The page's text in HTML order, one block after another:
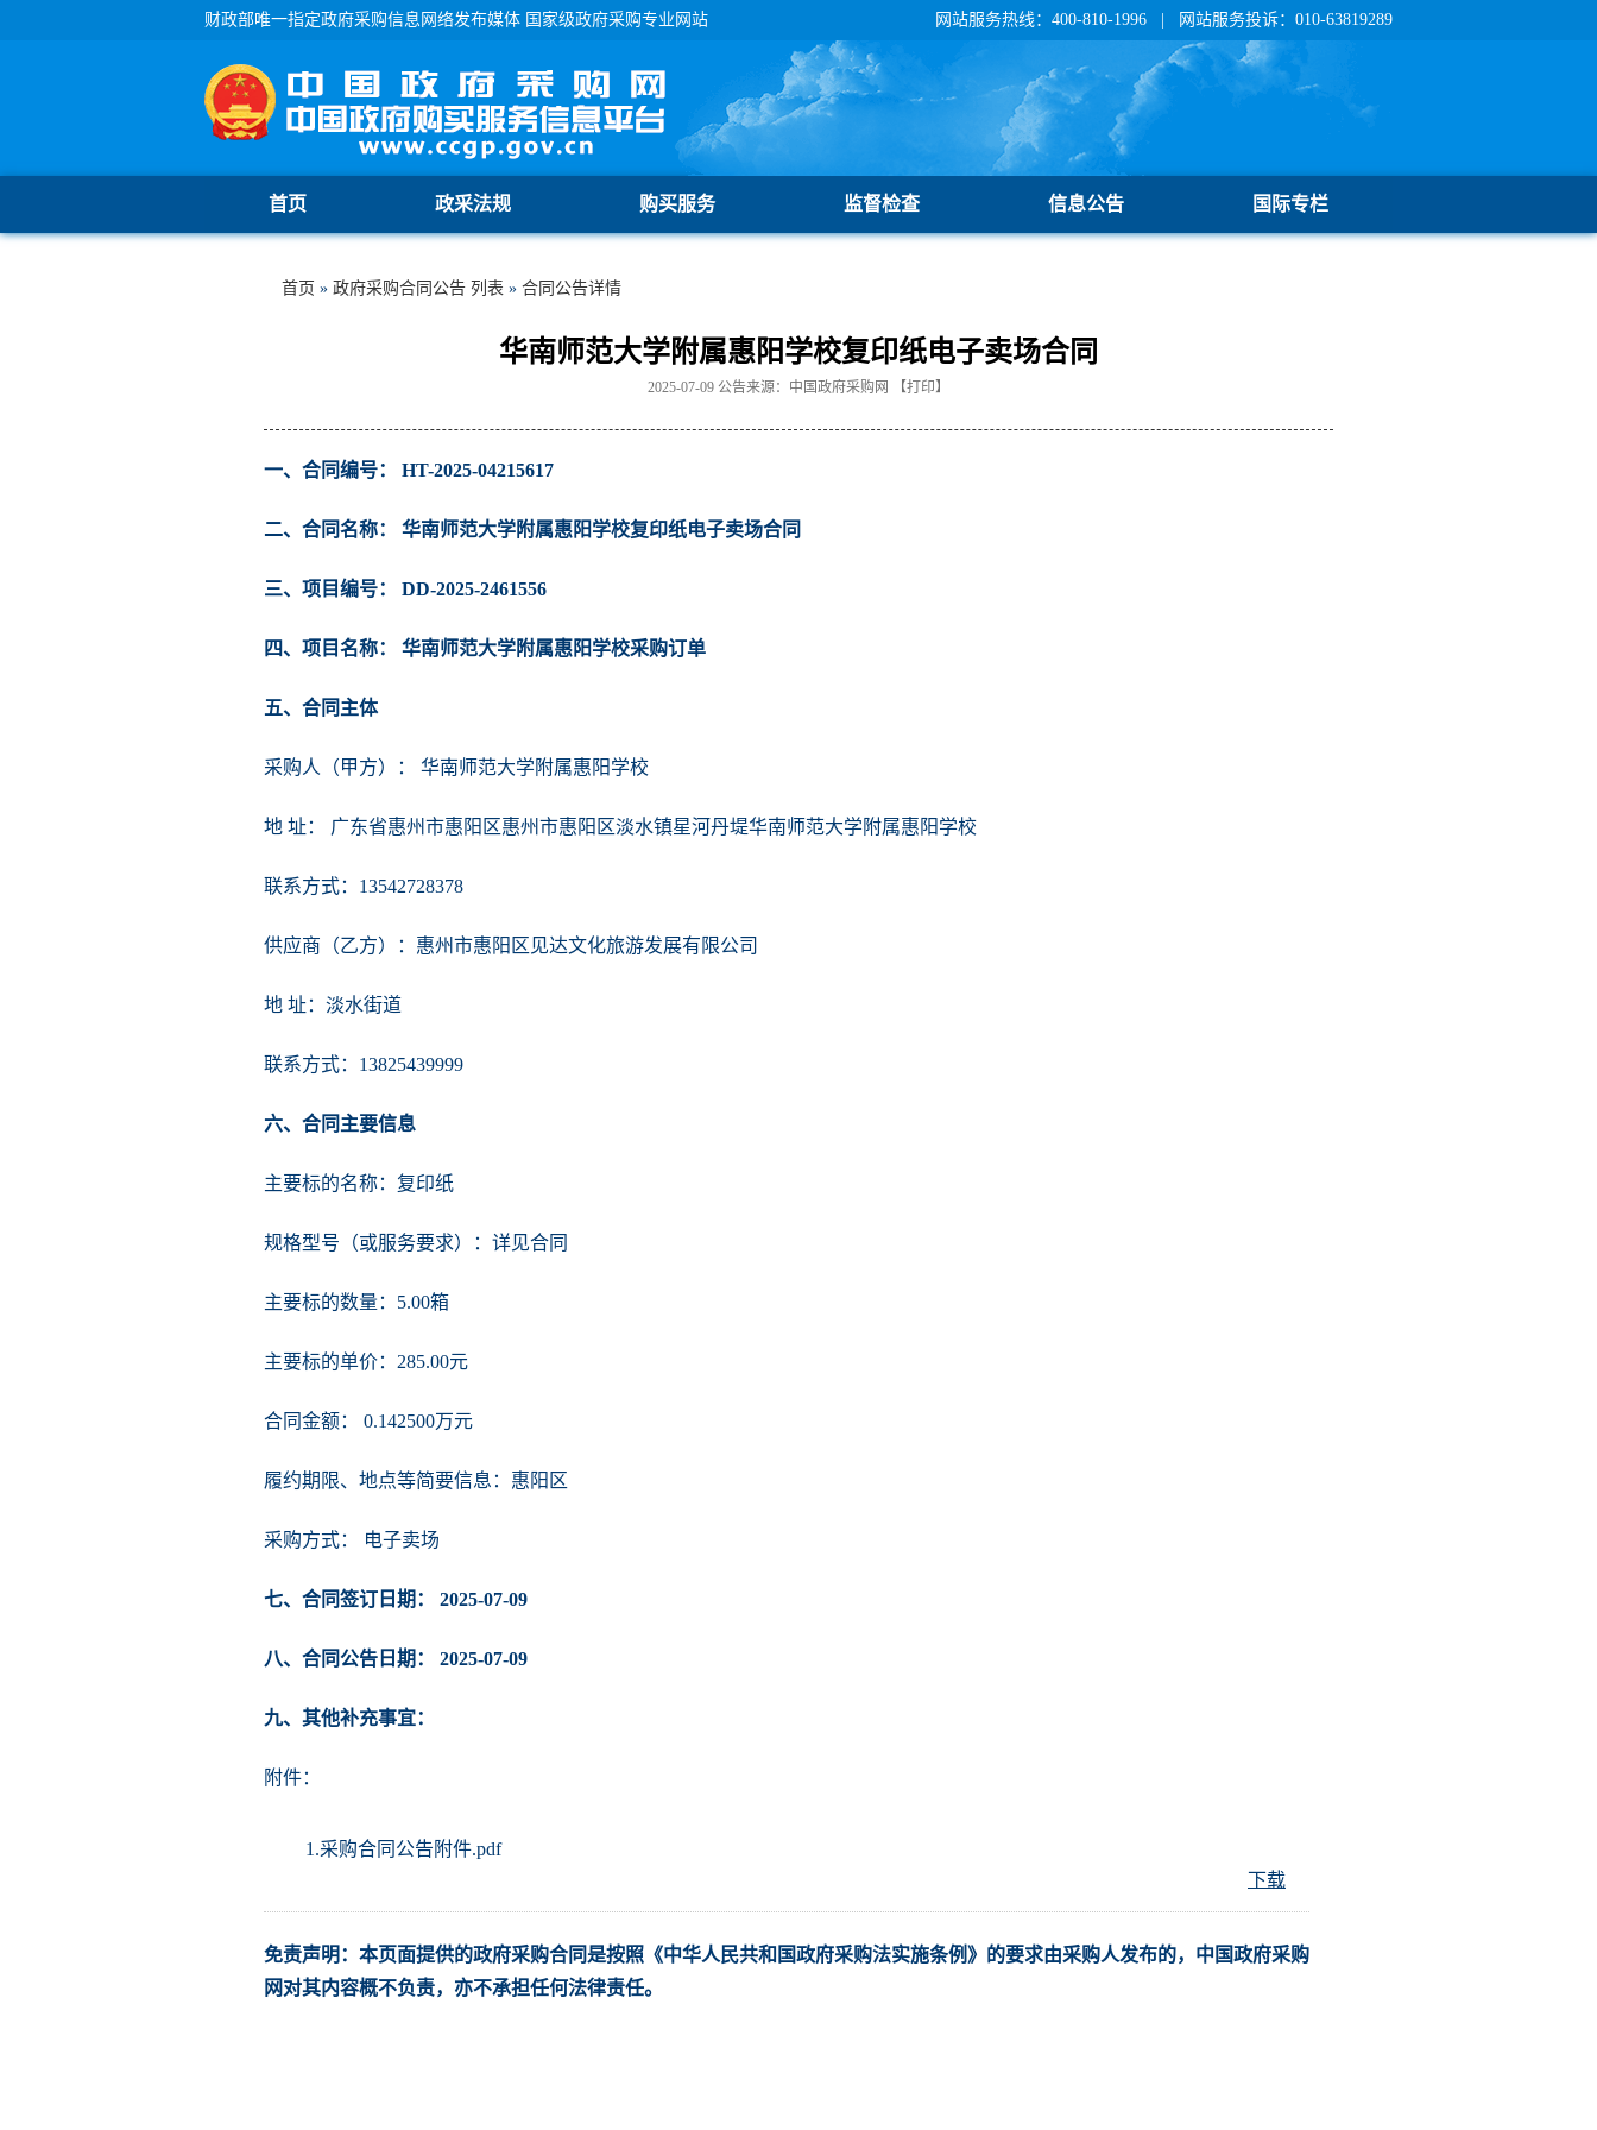
财政部唯一指定政府采购信息网络发布媒体 国家级政府采购专业网站 网站服务热线：400-810-1996 | 网站服务投诉：010-63819289
首页 政采法规 购买服务 监督检查 信息公告 国际专栏
首页 » 政府采购合同公告 列表 » 合同公告详情
华南师范大学附属惠阳学校复印纸电子卖场合同
2025-07-09 公告来源： 中国政府采购网 【打印】
一、合同编号： HT-2025-04215617
二、合同名称： 华南师范大学附属惠阳学校复印纸电子卖场合同
三、项目编号： DD-2025-2461556
四、项目名称： 华南师范大学附属惠阳学校采购订单
五、合同主体
采购人（甲方）： 华南师范大学附属惠阳学校
地 址： 广东省惠州市惠阳区惠州市惠阳区淡水镇星河丹堤华南师范大学附属惠阳学校
联系方式：13542728378
供应商（乙方）：惠州市惠阳区见达文化旅游发展有限公司
地 址：淡水街道
联系方式：13825439999
六、合同主要信息
主要标的名称：复印纸
规格型号（或服务要求）：详见合同
主要标的数量：5.00箱
主要标的单价：285.00元
合同金额： 0.142500万元
履约期限、地点等简要信息：惠阳区
采购方式： 电子卖场
七、合同签订日期： 2025-07-09
八、合同公告日期： 2025-07-09
九、其他补充事宜：
附件：
1.采购合同公告附件.pdf
下载
免责声明：本页面提供的政府采购合同是按照《中华人民共和国政府采购法实施条例》的要求由采购人发布的，中国政府采购
网对其内容概不负责，亦不承担任何法律责任。